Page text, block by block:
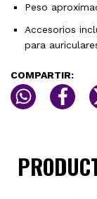
Peso
Accesorios
para
COMPARTIR: